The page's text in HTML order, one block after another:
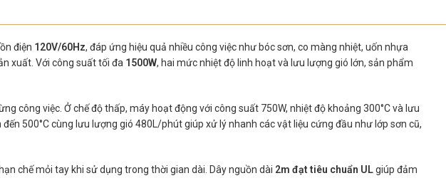
điện 120V/60Hz, đáp ứng hiệu quả nhiều công việc như bóc sơn, co màng nhiệt, uốn nhựa
xuất. Với công suất tối đa 1500W, hai mức nhiệt độ linh hoạt và lưu lượng gió lớn, sản phẩm
công việc. Ở chế độ thấp, máy hoạt động với công suất 750W, nhiệt độ khoảng 300°C và lưu
500°C cùng lưu lượng gió 480L/phút giúp xử lý nhanh các vật liệu cứng đầu như lớp sơn cũ,
chế mỏi tay khi sử dụng trong thời gian dài. Dây nguồn dài 2m đạt tiêu chuẩn ULgiúp đảm